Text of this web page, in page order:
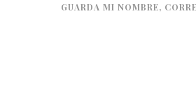
GUARDA MI NOMBRE,